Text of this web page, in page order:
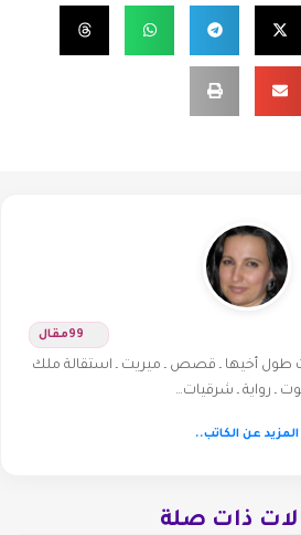
99مقال
طول أخيها ـ قصص ـ ميريت ـ استقالة ملك
ـ رواية ـ شرقيات…
المزيد عن الكاتب..
ذات صلة